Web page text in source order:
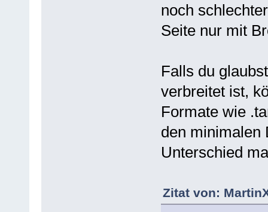
noch
Seite nur mit
Falls du
verbreitet ist,
Formate wie
den minimalen
Unterschied
Zitat von: